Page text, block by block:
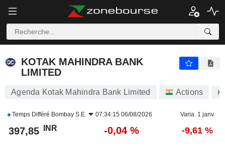
KOTAK MAHINDRA BANK LIMITED
KOTAK MAHINDRA BANK
LIMITED
Agenda Kotak Mahindra Bank Limited Actions
Temps Différé Bombay S.E. 07:34:15 06/08/2026 Varia. 1 janv.
397,85 INR -0,04 % -9,61 %